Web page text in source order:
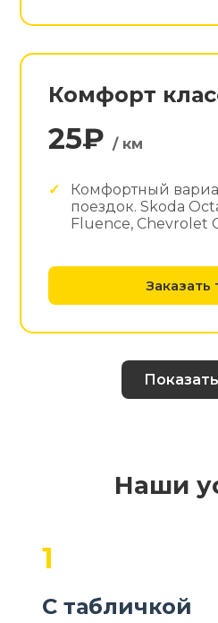
Комфорт
25₽/ км
Комфортный
поездок. Skoda
Fluence, Chevrolet
Заказать
Наши
1
С табличкой